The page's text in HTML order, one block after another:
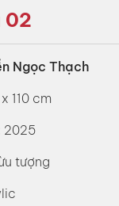
02
Ngọc Thạch
110 cm
2025
tượng